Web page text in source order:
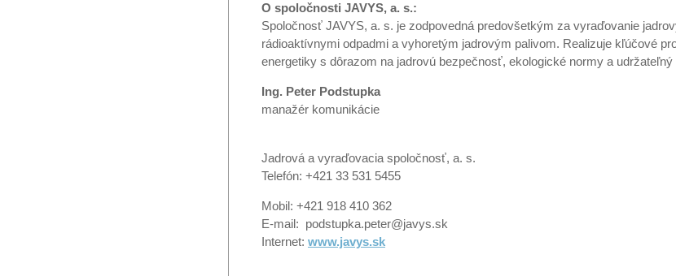
O spoločnosti JAVYS, a. s.:
Spoločnosť JAVYS, a. s. je zodpovedná predovšetkým za vyraďovanie
rádioaktívnymi odpadmi a vyhoretým jadrovým palivom. Realizuje kľúčové
energetiky s dôrazom na jadrovú bezpečnosť, ekologické normy a
Ing. Peter Podstupka
manažér komunikácie
Jadrová a vyraďovacia spoločnosť, a. s.
Telefón: +421 33 531 5455
Mobil: +421 918 410 362
E-mail: podstupka.peter@javys.sk
Internet: www.javys.sk